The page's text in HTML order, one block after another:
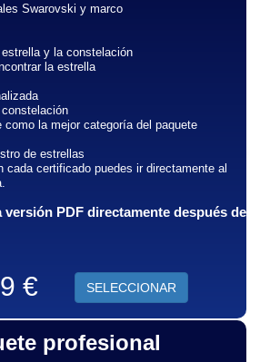
profesional
Swarovski y marco
y la constelación
la estrella
como la mejor categoría del paquete
de estrellas
cada certificado puedes ir directamente al
versión PDF directamente después de
€ SELECCIONAR